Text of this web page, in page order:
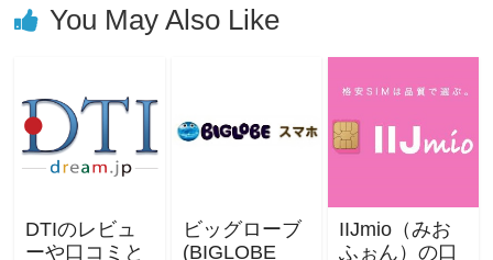
You May Also Like
DTIのレビュ
ーや口コミと
ビッグローブ
(BIGLOBE
IIJmio（みお
ふぉん）の口